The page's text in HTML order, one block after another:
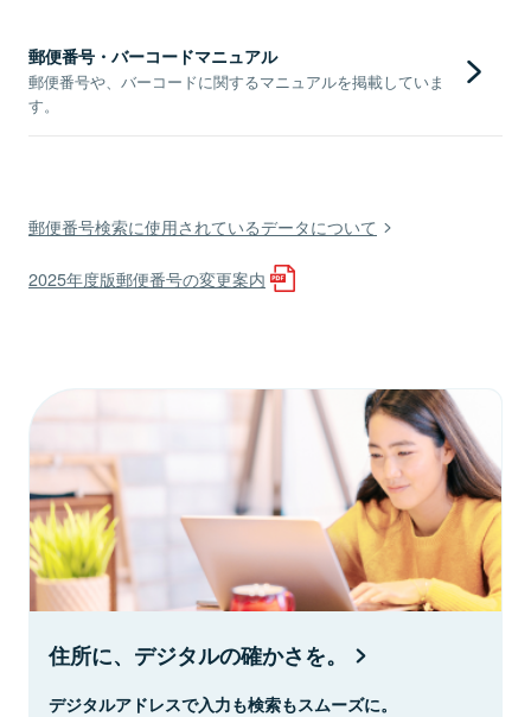
郵便番号・バーコードマニュアル
郵便番号や、バーコードに関するマニュアルを掲載していま
す。
郵便番号検索に使用されているデータについて
2025年度版郵便番号の変更案内
住所に、デジタルの確かさを。
デジタルアドレスで入力も検索もスムーズに。